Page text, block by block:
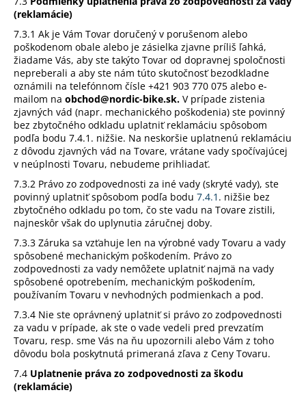
(reklamácie)
7.3.1 Ak je Vám Tovar doručený v porušenom alebo
poškodenom obale alebo je zásielka zjavne príliš ľahká,
žiadame Vás, aby ste takýto Tovar od dopravnej spoločnosti
nepreberali a aby ste nám túto skutočnosť bezodkladne
oznámili na telefónnom čísle +421 903 770 075 alebo e-
mailom na obchod@nordic-bike.sk. V prípade zistenia
zjavných vád (napr. mechanického poškodenia) ste povinný
bez zbytočného odkladu uplatniť reklamáciu spôsobom
podľa bodu 7.4.1. nižšie. Na neskoršie uplatnenú reklamáciu
z dôvodu zjavných vád na Tovare, vrátane vady spočívajúcej
v neúplnosti Tovaru, nebudeme prihliadať.
7.3.2 Právo zo zodpovednosti za iné vady (skryté vady), ste
povinný uplatniť spôsobom podľa bodu 7.4.1 . nižšie bez
zbytočného odkladu po tom, čo ste vadu na Tovare zistili,
najneskôr však do uplynutia záručnej doby.
7.3.3 Záruka sa vzťahuje len na výrobné vady Tovaru a vady
spôsobené mechanickým poškodením. Právo zo
zodpovednosti za vady nemôžete uplatniť najmä na vady
spôsobené opotrebením, mechanickým poškodením,
používaním Tovaru v nevhodných podmienkach a pod.
7.3.4 Nie ste oprávnený uplatniť si právo zo zodpovednosti
za vadu v prípade, ak ste o vade vedeli pred prevzatím
Tovaru, resp. sme Vás na ňu upozornili alebo Vám z toho
dôvodu bola poskytnutá primeraná zľava z Ceny Tovaru.
7.4 Uplatnenie práva zo zodpovednosti za škodu
(reklamácie)